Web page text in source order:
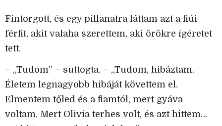
Fintorgott, és egy pillanatra láttam azt a fiúi
férfit, akit valaha szerettem, aki örökre ígéretet
tett.
– „Tudom” – suttogta. – „Tudom, hibáztam.
Életem legnagyobb hibáját követtem el.
Elmentem tőled és a fiamtól, mert gyáva
voltam. Mert Olivia terhes volt, és azt hittem…